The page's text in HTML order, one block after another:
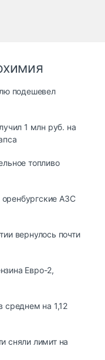
подешевел
1 млн руб. на
топливо
АЗС
вернулось почти
Евро-2,
среднем на 1,12
сняли лимит на